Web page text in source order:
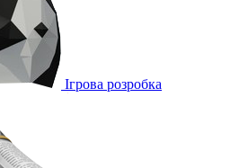
Ігрова розробка